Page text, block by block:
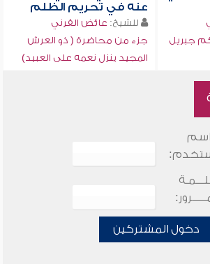
جبريل
عنه في تحريم الظلم
للشيخ: عائض القرني
جزء من محاضرة ( ذو العرش
المجيد ينزل نعمه على العبيد)
اسم
دخول المشتركين